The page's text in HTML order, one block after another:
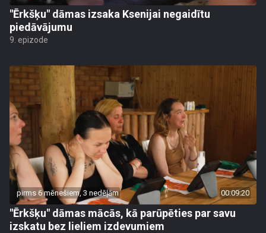
"Ērkšķu" dāmas izsaka Ksenijai negaidītu
piedāvājumu
9. epizode
pirms 6 mēnešiem, 3 nedēļām 00:09:20
"Ērkšķu" dāmas mācās, kā parūpēties par savu
izskatu bez lieliem izdevumiem